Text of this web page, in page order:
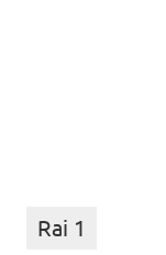
Rai 1